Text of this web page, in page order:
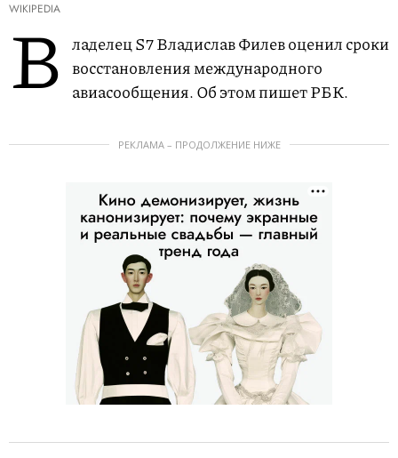
WIKIPEDIA
В ладелец S7 Владислав Филев оценил сроки
восстановления международного
авиасообщения. Об этом пишет РБК.
РЕКЛАМА – ПРОДОЛЖЕНИЕ НИЖЕ